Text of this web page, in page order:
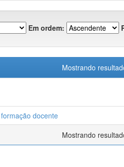
Em ordem:
Mostrando
docente
Mostrando